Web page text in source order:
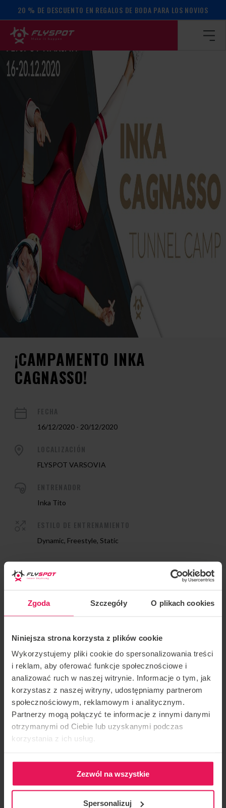
Zgoda Szczegóły O plikach cookies
Niniejsza strona korzysta z plików cookie
Wykorzystujemy pliki cookie do spersonalizowania treści
i reklam, aby oferować funkcje społecznościowe i
analizować ruch w naszej witrynie. Informacje o tym, jak
korzystasz z naszej witryny, udostępniamy partnerom
społecznościowym, reklamowym i analitycznym.
Partnerzy mogą połączyć te informacje z innymi danymi
otrzymanymi od Ciebie lub uzyskanymi podczas
korzystania z ich usług.
Zezwól na wszystkie
Spersonalizuj
20 % DE DESCUENTO EN REGALOS DE BODA PARA LOS NOVIOS
Página de inicio / Calendario de actos / ¡Campamento Inka
¡CAMPAMENTO INKA
CAGNASSO!
16/12/2020 - 20/12/2020
FLYSPOT VARSOVIA
Inka Tito
Dynamic, Freestyle, Static
Entrenador: Inka Cagnasso
Fecha 16-20.12.2020
Estilos de entrenamiento:
Freefly estático,
Freefly dinámico, Freestyle
ORGANIZADOR DE EVENTOS
CONTACTO CON RESPECTO AL EVENTO
RECOMENDAR ESTE EVENTO